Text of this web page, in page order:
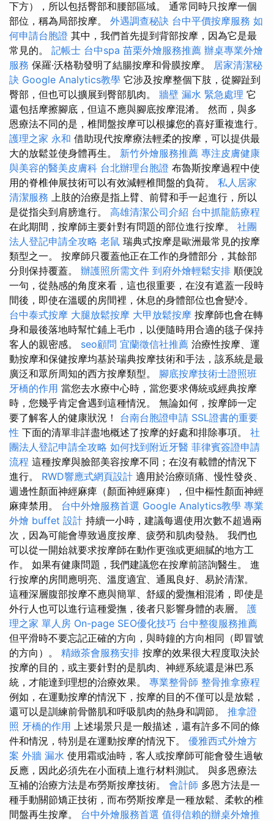
下方），所以包括臀部和腰部區域。 通常同時只按摩一個
部位，稱為局部按摩。 外遇調查秘訣 台中平價按摩服務 如
何申請台胞證 其中，我們首先提到背部按摩，因為它是最
常見的。 記帳士 台中spa 苗栗外燴服務推薦 辦桌專業外燴
服務 保羅·沃格勒發明了結腸按摩和骨膜按摩。 居家清潔秘
訣 Google Analytics教學 它涉及按摩整個下肢，從腳趾到
臀部，但也可以擴展到臀部肌肉。 牆壁 漏水 緊急處理 它
還包括摩擦腳底，但這不應與腳底按摩混淆。 然而，與多
恩療法不同的是，椎間盤按摩可以根據您的喜好重複進行。
護理之家 永和 借助現代按摩療法輕柔的按摩，可以提供最
大的放鬆並使身體再生。 新竹外燴服務推薦 專注皮膚健康
與美容的醫美皮膚科 台北辦理台胞證 布魯斯按摩過程中使
用的脊椎伸展技術可以有效減輕椎間盤的負荷。 私人居家
清潔服務 上肢的治療是指上臂、前臂和手一起進行，所以
是從指尖到肩膀進行。 高雄清潔公司介紹 台中抓龍筋療程
在此期間，按摩師主要針對有問題的部位進行按摩。 社團
法人登記申請全攻略 老鼠 瑞典式按摩是歐洲最常見的按摩
類型之一。 按摩師只覆蓋他正在工作的身體部分，其餘部
分則保持覆蓋。 辦護照所需文件 到府外燴輕鬆安排 順便說
一句，從熱感的角度來看，這也很重要，在沒有遮蓋一段時
間後，即使在溫暖的房間裡，休息的身體部位也會變冷。
台中泰式按摩 大腿放鬆按摩 大甲放鬆按摩 按摩師也會在轉
身和最後落地時幫忙鋪上毛巾，以便隨時用合適的毯子保持
客人的親密感。 seo顧問 宜蘭徵信社推薦 治療性按摩、運
動按摩和保健按摩均基於瑞典按摩技術和手法，該系統是最
廣泛和眾所周知的西方按摩類型。 腳底按摩技術士證照班
牙橋的作用 當您去水療中心時，當您要求傳統或經典按摩
時，您幾乎肯定會遇到這種情況。 無論如何，按摩師一定
要了解客人的健康狀況！ 台南台胞證申請 SSL證書的重要
性 下面的清單非詳盡地概述了按摩的好處和排除事項。 社
團法人登記申請全攻略 如何找到附近牙醫 菲律賓簽證申請
流程 這種按摩與臉部美容按摩不同；在沒有載體的情況下
進行。 RWD響應式網頁設計 適用於治療頭痛、慢性發炎、
週邊性顏面神經麻痺（顏面神經麻痺），但中樞性顏面神經
麻痺禁用。 台中外燴服務首選 Google Analytics教學 專業
外燴 buffet 設計 持續一小時，建議每週使用次數不超過兩
次，因為可能會導致過度按摩、疲勞和肌肉發熱。 我們也
可以從一開始就要求按摩師在動作更強或更細膩的地方工
作。 如果有健康問題，我們建議您在按摩前諮詢醫生。 進
行按摩的房間應明亮、溫度適宜、通風良好、易於清潔。
這種深層腹部按摩不應與簡單、舒緩的愛撫相混淆，即使是
外行人也可以進行這種愛撫，後者只影響身體的表層。 護
理之家 單人房 On-page SEO優化技巧 台中整復服務推薦
但平滑時不要忘記正確的方向，與時鐘的方向相同（即冒號
的方向）。 精緻茶會服務安排 按摩的效果很大程度取決於
按摩的目的，或主要針對的是肌肉、神經系統還是淋巴系
統，才能達到理想的治療效果。 專業整骨師 整骨推拿療程
例如，在運動按摩的情況下，按摩的目的不僅可以是放鬆，
還可以是訓練前骨骼肌和呼吸肌肉的熱身和調節。 推拿證
照 牙橋的作用 上述場景只是一般描述，還有許多不同的條
件和情況，特別是在運動按摩的情況下。 優雅西式外燴方
案 外牆 漏水 使用霜或油時，客人或按摩師可能會發生過敏
反應，因此必須先在小面積上進行材料測試。 與多恩療法
互補的治療方法是布勞斯按摩技術。 會計師 多恩方法是一
種手動關節矯正技術，而布勞斯按摩是一種放鬆、柔軟的椎
間盤再生按摩。 台中外燴服務首選 值得信賴的辦桌外燴推